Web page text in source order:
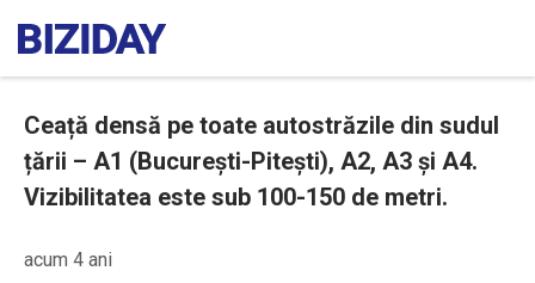
Ceață densă pe toate autostrăzile din sudul
țării – A1 (București-Pitești), A2, A3 și A4.
Vizibilitatea este sub 100-150 de metri.
acum 4 ani